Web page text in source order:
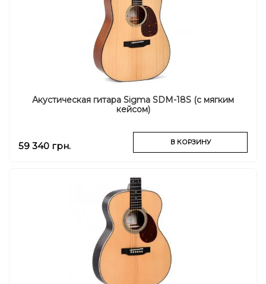
Акустическая гитара Sigma SDM-18S (с мягким
кейсом)
59 340 грн. В КОРЗИНУ